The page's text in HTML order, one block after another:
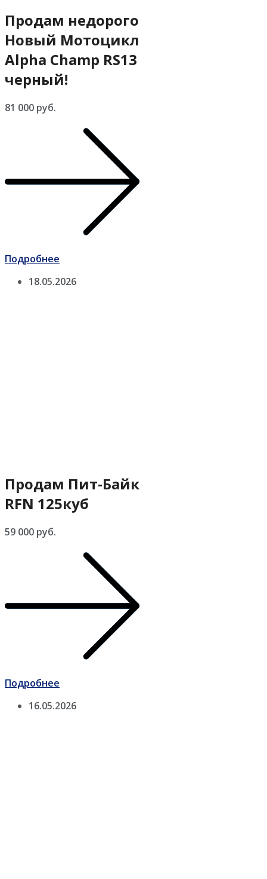
Продам недорого
Новый Мотоцикл
Alpha Champ RS13
черный!
81 000 руб.
Подробнее
18.05.2026
Продам Пит-Байк
RFN 125куб
59 000 руб.
Подробнее
16.05.2026